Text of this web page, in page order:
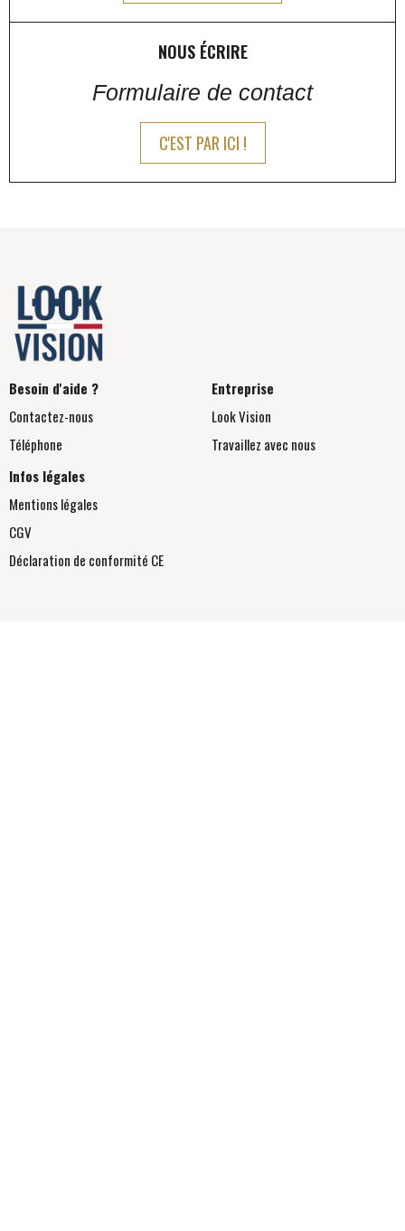
NOUS ÉCRIRE
Formulaire de contact
C'EST PAR ICI !
Besoin d'aide ?
Contactez-nous
Téléphone
Entreprise
Look Vision
Travaillez avec nous
Infos légales
Mentions légales
CGV
Déclaration de conformité CE